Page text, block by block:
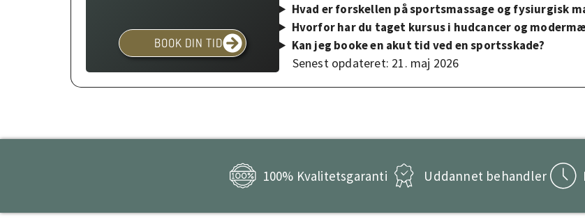
BOOK DIN TID
Hvad er forskellen på sportsmassage og fysiurgisk
Hvorfor har du taget kursus i hudcancer og
Kan jeg booke en akut tid ved en sportsskade?
Senest opdateret: 21. maj 2026
100% Kvalitetsgaranti Uddannet behandler